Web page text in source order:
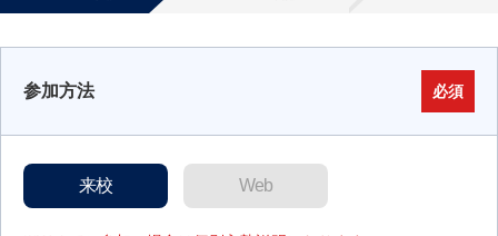
参加方法 必須
来校 Web